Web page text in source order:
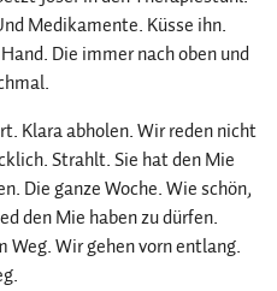
Medikamente. Küsse ihn.
Die immer nach oben und
Klara abholen. Wir reden nicht
Strahlt. Sie hat den Mie
Die ganze Woche. Wie schön,
den Mie haben zu dürfen.
Wir gehen vorn entlang.